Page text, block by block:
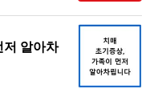
저 알아차